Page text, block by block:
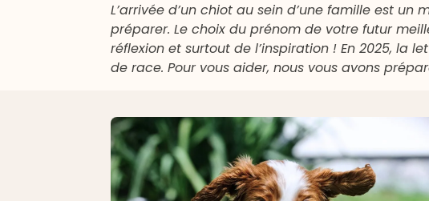
L’arrivée d’un chiot au sein d’une famille est
préparer. Le choix du prénom de votre futur
réflexion et surtout de l’inspiration ! En 2025, la
de race. Pour vous aider, nous vous avons